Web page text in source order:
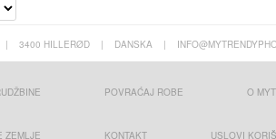
| 3400 HILLERØD | DANSKA |
POVRAĆAJ ROBE O
ZEMLJE KONTAKT USLOVI